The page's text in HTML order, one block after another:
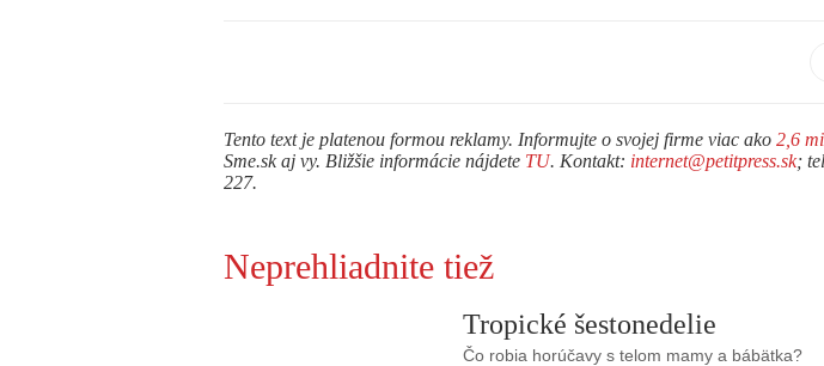
Tento text je platenou formou reklamy. Informujte o svojej firme viac ako 2,6
Sme.sk aj vy. Bližšie informácie nájdete TU. Kontakt: internet@petitpress.sk;
227.
Neprehliadnite tiež
Tropické šestonedelie
Čo robia horúčavy s telom mamy a bábätka?